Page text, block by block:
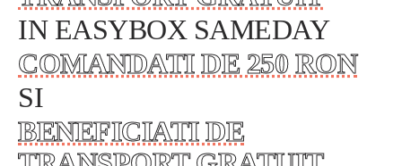
IN EASYBOX SAMEDAY
COMANDATI DE 250 RON
SI
BENEFICIATI DE